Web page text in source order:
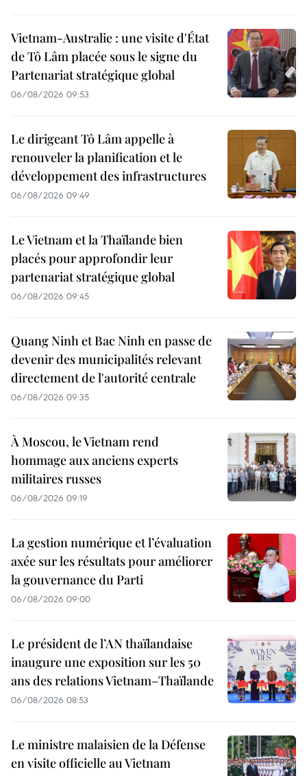
Vietnam-Australie : une visite d'État
de Tô Lâm placée sous le signe du
Partenariat stratégique global
06/08/2026 09:53
Le dirigeant Tô Lâm appelle à
renouveler la planification et le
développement des infrastructures
06/08/2026 09:49
Le Vietnam et la Thaïlande bien
placés pour approfondir leur
partenariat stratégique global
06/08/2026 09:45
Quang Ninh et Bac Ninh en passe de
devenir des municipalités relevant
directement de l'autorité centrale
06/08/2026 09:35
À Moscou, le Vietnam rend
hommage aux anciens experts
militaires russes
06/08/2026 09:19
La gestion numérique et l’évaluation
axée sur les résultats pour améliorer
la gouvernance du Parti
06/08/2026 09:00
Le président de l’AN thaïlandaise
inaugure une exposition sur les 50
ans des relations Vietnam–Thaïlande
06/08/2026 08:53
Le ministre malaisien de la Défense
en visite officielle au Vietnam